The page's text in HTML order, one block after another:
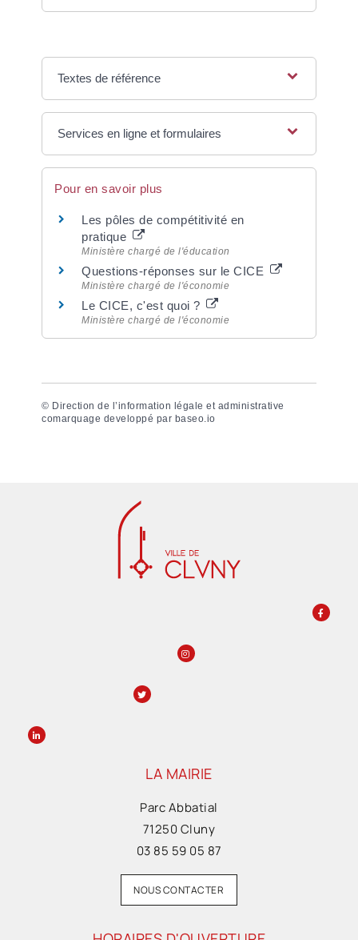
Textes de référence
Services en ligne et formulaires
Pour en savoir plus
Les pôles de compétitivité en
pratique
Ministère chargé de l'éducation
Questions-réponses sur le CICE
Ministère chargé de l'économie
Le CICE, c'est quoi ?
Ministère chargé de l'économie
© Direction de l’information légale et administrative
comarquage developpé par baseo.io
LA MAIRIE
Parc Abbatial
71250 Cluny
03 85 59 05 87
NOUS CONTACTER